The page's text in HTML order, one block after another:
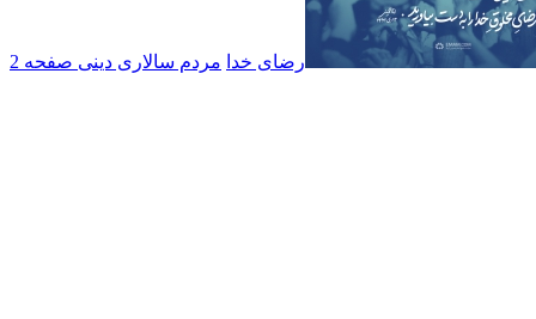
رضای خدا مردم سالاری دینی صفحه 2